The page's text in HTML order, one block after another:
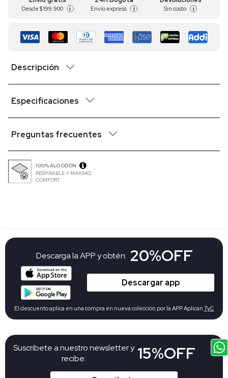
Desde $ 199.900 i Envío express i Sin costo i
Descripción
Especificaciones
Preguntas frecuentes
100% ALGODÓN
RESPIRABLE Y MAXIMO
COMFORT
Suscribete a nuestro newsletter y
recibe:
15%OFF
Descarga la APP y obtén: 20%OFF
Descargar app
El descuento aplica en una compra en nueva colección por la APP Aplican TyC